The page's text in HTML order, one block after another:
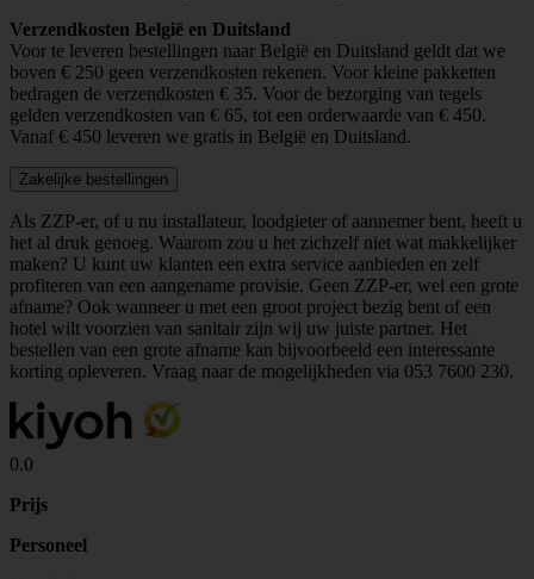
Verzendkosten België en Duitsland
Voor te leveren bestellingen naar België en Duitsland geldt dat we
boven € 250 geen verzendkosten rekenen. Voor kleine pakketten
bedragen de verzendkosten € 35. Voor de bezorging van tegels
gelden verzendkosten van € 65, tot een orderwaarde van € 450.
Vanaf € 450 leveren we gratis in België en Duitsland.
Zakelijke bestellingen
Als ZZP-er, of u nu installateur, loodgieter of aannemer bent, heeft u
het al druk genoeg. Waarom zou u het zichzelf niet wat makkelijker
maken? U kunt uw klanten een extra service aanbieden en zelf
profiteren van een aangename provisie. Geen ZZP-er, wel een grote
afname? Ook wanneer u met een groot project bezig bent of een
hotel wilt voorzien van sanitair zijn wij uw juiste partner. Het
bestellen van een grote afname kan bijvoorbeeld een interessante
korting opleveren. Vraag naar de mogelijkheden via 053 7600 230.
0.0
Prijs
Personeel